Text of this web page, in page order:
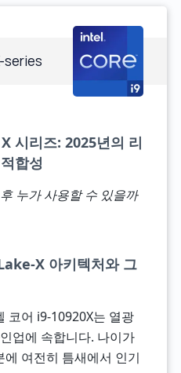
series
시리즈: 2025년의 리
합성
누가 사용할 수 있을까
X 아키텍처와 그
코어 i9-10920X는 열광
업에 속합니다. 나이가
여전히 틈새에서 인기